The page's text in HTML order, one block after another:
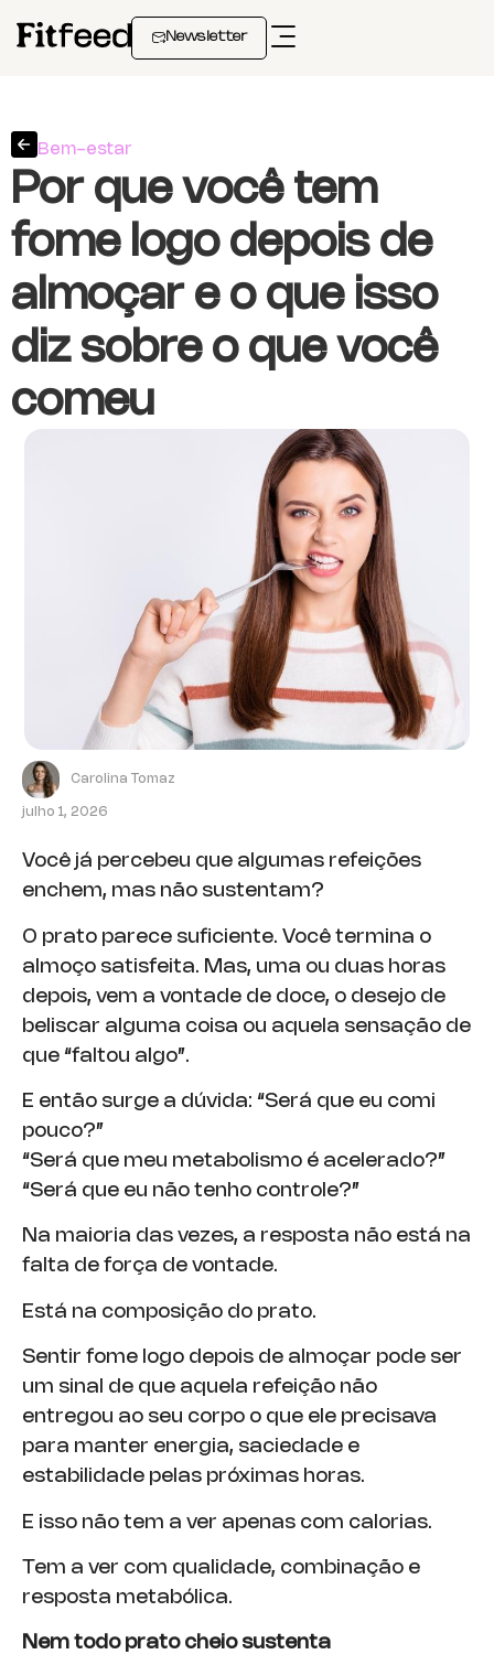
Newsletter
Bem-estar
Por que você tem
fome logo depois de
almoçar e o que isso
diz sobre o que você
comeu
Carolina Tomaz
julho 1, 2026
Você já percebeu que algumas refeições
enchem, mas não sustentam?
O prato parece suficiente. Você termina o
almoço satisfeita. Mas, uma ou duas horas
depois, vem a vontade de doce, o desejo de
beliscar alguma coisa ou aquela sensação de
que “faltou algo”.
E então surge a dúvida: “Será que eu comi
pouco?”
“Será que meu metabolismo é acelerado?”
“Será que eu não tenho controle?”
Na maioria das vezes, a resposta não está na
falta de força de vontade.
Está na composição do prato.
Sentir fome logo depois de almoçar pode ser
um sinal de que aquela refeição não
entregou ao seu corpo o que ele precisava
para manter energia, saciedade e
estabilidade pelas próximas horas.
E isso não tem a ver apenas com calorias.
Tem a ver com qualidade, combinação e
resposta metabólica.
Nem todo prato cheio sustenta